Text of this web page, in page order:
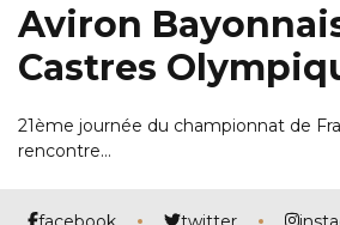
Aviron
Castres
21ème journée du championnat de
rencontre…